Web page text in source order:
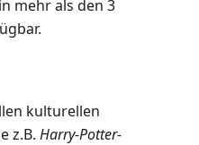
mehr als den 3
kulturellen
z.B. Harry-Potter-